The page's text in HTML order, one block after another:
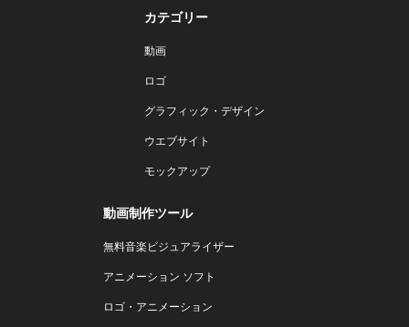
カテゴリー
動画
ロゴ
グラフィック・デザイン
ウエブサイト
モックアップ
動画制作ツール
無料音楽ビジュアライザー
アニメーション ソフト
ロゴ・アニメーション